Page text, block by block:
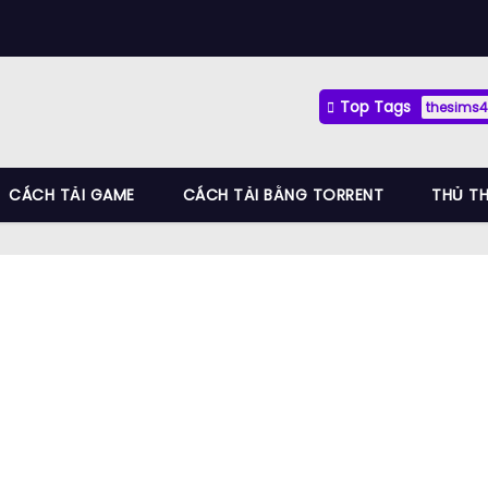
Top Tags thesims4
CÁCH TẢI GAME CÁCH TẢI BẰNG TORRENT THỦ